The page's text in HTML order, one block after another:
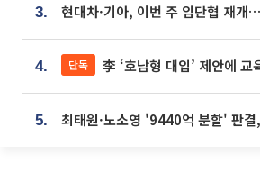
3.
4. 단독 李 ‘호남형 대입’ 제안에 교육청·지역대학 서
5.